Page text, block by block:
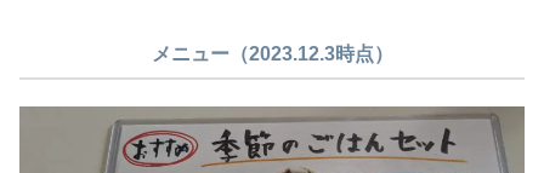
メニュー（2023.12.3時点）